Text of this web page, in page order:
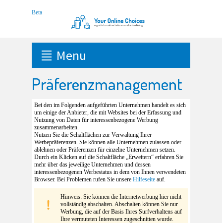
Menu
Präferenzmanagement
Bei den im Folgenden aufgeführten Unternehmen handelt es sich
um einige der Anbieter, die mit Websites bei der Erfassung und
Nutzung von Daten für interessenbezogene Werbung
zusammenarbeiten.
Nutzen Sie die Schaltflächen zur Verwaltung Ihrer
Werbepräferenzen. Sie können alle Unternehmen zulassen oder
ablehnen oder Präferenzen für einzelne Unternehmen setzen.
Durch ein Klicken auf die Schaltfläche „Erweitern“ erfahren Sie
mehr über das jeweilige Unternehmen und dessen
interessenbezogenen Werbestatus in dem von Ihnen verwendeten
Browser. Bei Problemen rufen Sie unsere Hilfeseite auf.
Hinweis: Sie können die Internetwerbung hier nicht
vollständig abschalten. Abschalten können Sie nur
Werbung, die auf der Basis Ihres Surfverhaltens auf
Ihre vermuteten Interessen zugeschnitten wurde.